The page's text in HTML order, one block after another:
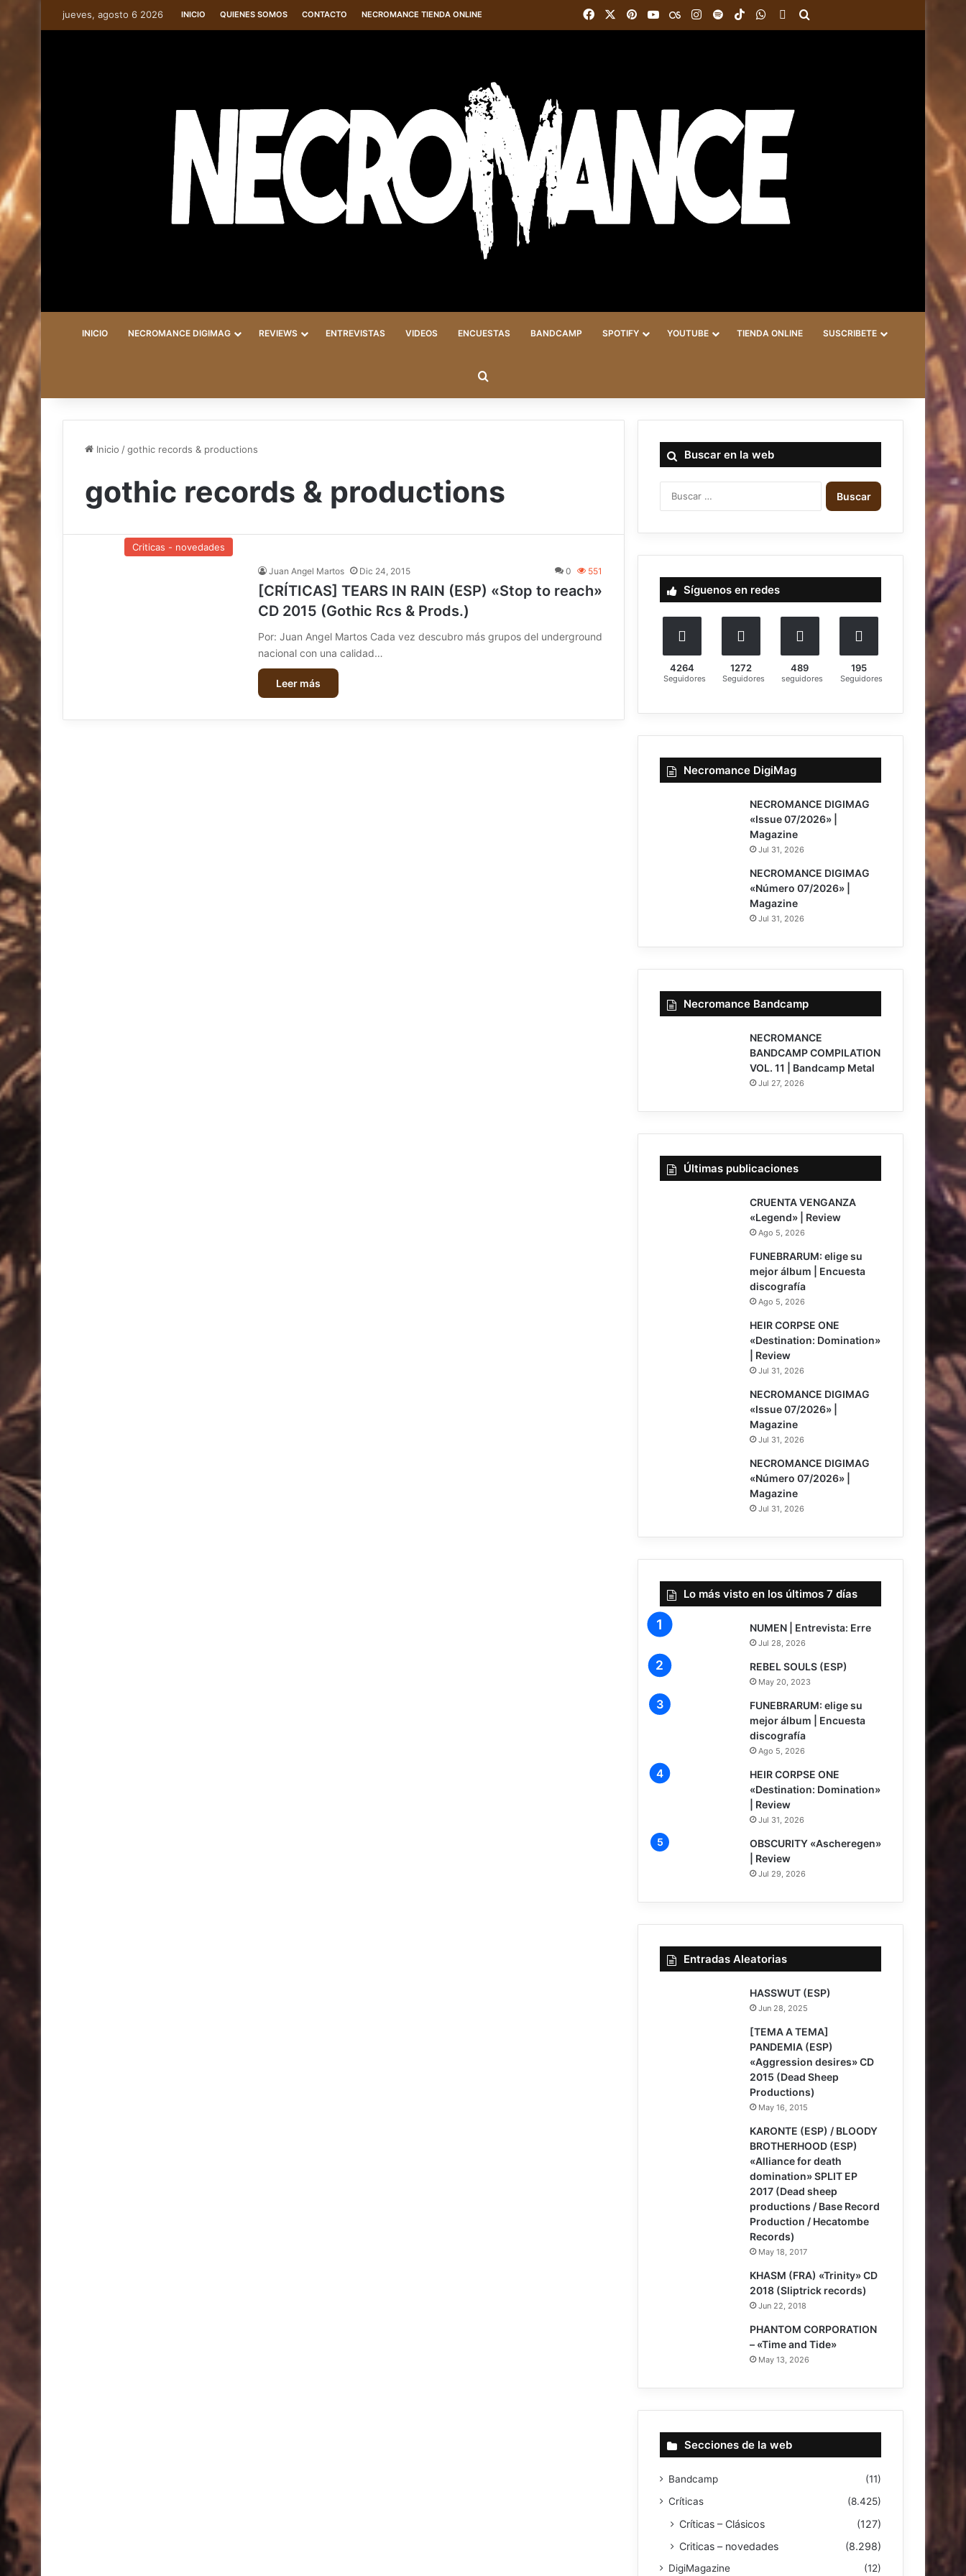
jueves, agosto 6 2026 INICIO QUIENES SOMOS CONTACTO NECROMANCE TIENDA ONLINE FacebookPinterestYouTubeLast.FMInstagram
SpotifyTikTokWhatsAppBandcamp
INICIO NECROMANCE DIGIMAG REVIEWS ENTREVISTAS VIDEOS ENCUESTAS BANDCAMP SPOTIFY YOUTUBE TIENDA ONLINE SUSCRIBETE
Inicio /gothic records & productions
gothic records & productions
Criticas - novedades
Juan Angel Martos Dic 24, 2015 0 551
[CRÍTICAS] TEARS IN RAIN (ESP) «Stop to reach»
CD 2015 (Gothic Rcs & Prods.)
Por: Juan Angel Martos Cada vez descubro más grupos del underground
nacional con una calidad…
Leer más
Buscar en la web
B
u
c
:
Síguenos en redes
4264
Seguidores
1272
Seguidores
489
seguidores
195
Seguidores
Necromance DigiMag
NECROMANCE DIGIMAG
«Issue 07/2026» |
Magazine
Jul 31, 2026
NECROMANCE DIGIMAG
«Número 07/2026» |
Magazine
Jul 31, 2026
Necromance Bandcamp
NECROMANCE
BANDCAMP COMPILATION
VOL. 11 | Bandcamp Metal
Jul 27, 2026
Últimas publicaciones
CRUENTA VENGANZA
«Legend» | Review
Ago 5, 2026
FUNEBRARUM: elige su
mejor álbum | Encuesta
discografía
Ago 5, 2026
HEIR CORPSE ONE
«Destination: Domination»
| Review
Jul 31, 2026
NECROMANCE DIGIMAG
«Issue 07/2026» |
Magazine
Jul 31, 2026
NECROMANCE DIGIMAG
«Número 07/2026» |
Magazine
Jul 31, 2026
Lo más visto en los últimos 7 días
NUMEN | Entrevista: Erre
Jul 28, 2026
REBEL SOULS (ESP)
May 20, 2023
FUNEBRARUM: elige su
mejor álbum | Encuesta
discografía
Ago 5, 2026
HEIR CORPSE ONE
«Destination: Domination»
| Review
Jul 31, 2026
OBSCURITY «Ascheregen»
| Review
Jul 29, 2026
Entradas Aleatorias
HASSWUT (ESP)
Jun 28, 2025
[TEMA A TEMA]
PANDEMIA (ESP)
«Aggression desires» CD
2015 (Dead Sheep
Productions)
May 16, 2015
KARONTE (ESP) / BLOODY
BROTHERHOOD (ESP)
«Alliance for death
domination» SPLIT EP
2017 (Dead sheep
productions / Base Record
Production / Hecatombe
Records)
May 18, 2017
KHASM (FRA) «Trinity» CD
2018 (Sliptrick records)
Jun 22, 2018
PHANTOM CORPORATION
– «Time and Tide»
May 13, 2026
Secciones de la web
Bandcamp
(11)
Críticas
(8.425)
Críticas – Clásicos
(127)
Criticas – novedades
(8.298)
DigiMagazine (12)